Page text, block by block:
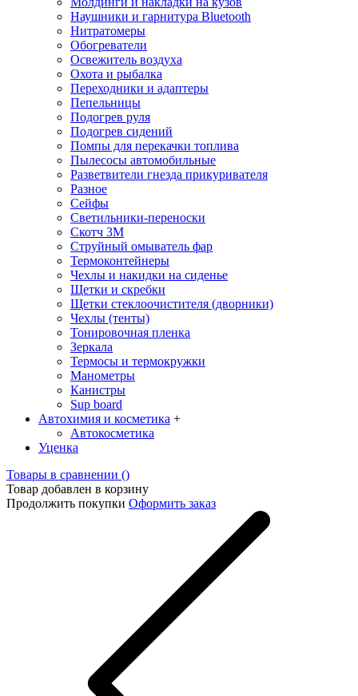
Наушники и гарнитура Bluetooth
Нитратомеры
Обогреватели
Освежитель воздуха
Охота и рыбалка
Переходники и адаптеры
Пепельницы
Подогрев руля
Подогрев сидений
Помпы для перекачки топлива
Пылесосы автомобильные
Разветвители гнезда прикуривателя
Разное
Сейфы
Светильники-переноски
Скотч 3М
Струйный омыватель фар
Термоконтейнеры
Чехлы и накидки на сиденье
Щетки и скребки
Щетки стеклоочистителя (дворники)
Чехлы (тенты)
Тонировочная пленка
Зеркалa
Термосы и термокружки
Манометры
Канистры
Sup board
Автохимия и косметика +
Автокосметика
Уценка
Товары в сравнении ()
Товар добавлен в корзину
Продолжить покупки Оформить заказ